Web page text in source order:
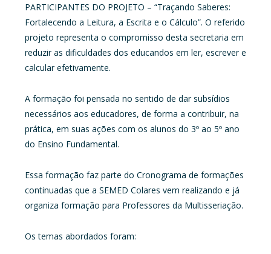
PARTICIPANTES DO PROJETO – “Traçando Saberes:
Fortalecendo a Leitura, a Escrita e o Cálculo”. O referido
projeto representa o compromisso desta secretaria em
reduzir as dificuldades dos educandos em ler, escrever e
calcular efetivamente.
A formação foi pensada no sentido de dar subsídios
necessários aos educadores, de forma a contribuir, na
prática, em suas ações com os alunos do 3º ao 5º ano
do Ensino Fundamental.
Essa formação faz parte do Cronograma de formações
continuadas que a SEMED Colares vem realizando e já
organiza formação para Professores da Multisseriação.
Os temas abordados foram: